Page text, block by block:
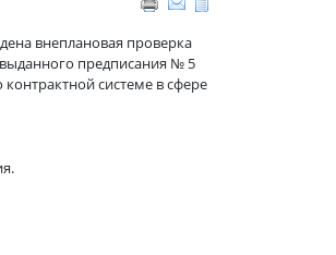
внеплановая проверка
предписания № 5
системе в сфере